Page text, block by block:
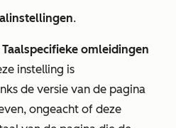
.
Taalspecifieke omleidingen
instelling is
de versie van de pagina
ongeacht of deze